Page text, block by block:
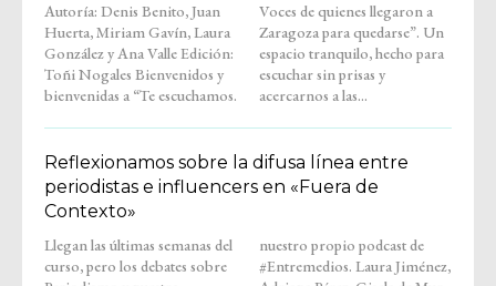
Autoría: Denis Benito, Juan
Huerta, Miriam Gavín, Laura
González y Ana Valle Edición:
Toñi Nogales Bienvenidos y
bienvenidas a “Te escuchamos.
Voces de quienes llegaron a
Zaragoza para quedarse”. Un
espacio tranquilo, hecho para
escuchar sin prisas y
acercarnos a las...
Reflexionamos sobre la difusa línea entre
periodistas e influencers en «Fuera de
Contexto»
Llegan las últimas semanas del
curso, pero los debates sobre
nuestro propio podcast de
#Entremedios. Laura Jiménez,